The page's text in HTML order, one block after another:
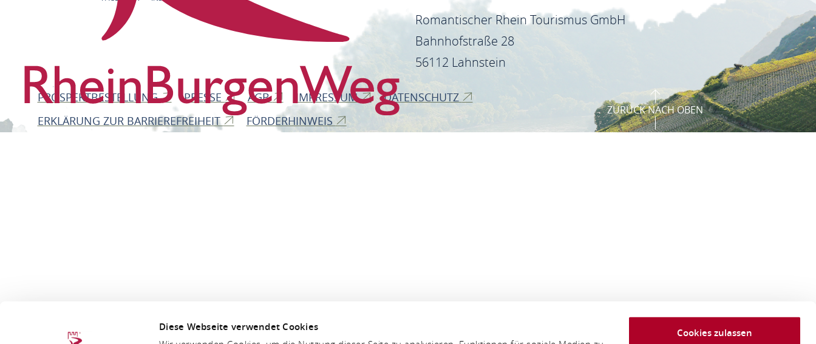
Diese Webseite verwendet Cookies Cookies zulassen
Romantischer Rhein Tourismus GmbH
Bahnhofstraße 28
56112 Lahnstein
PROSPEKTBESTELLUNG PRESSE AGB IMPRESSUM
DATENSCHUTZ
ERKLÄRUNG ZUR BARRIEREFREIHEIT
FÖRDERHINWEIS
ZURÜCK NACH OBEN